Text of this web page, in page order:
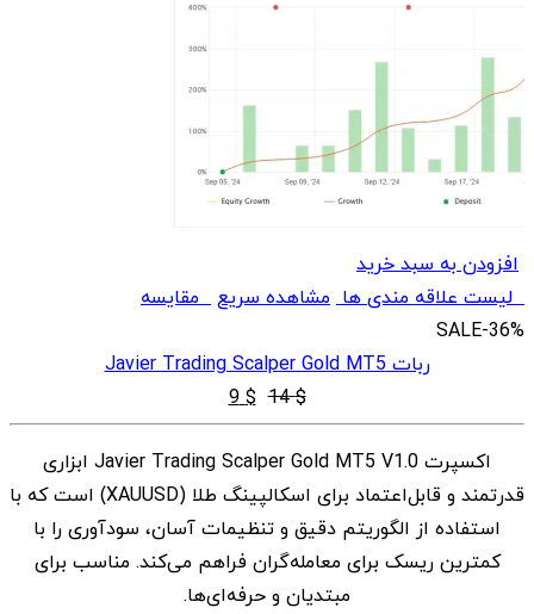
افزودن به سبد خرید
لیست علاقه مندی ها مشاهده سریعمقایسه
SALE-36%
ربات Javier Trading Scalper Gold MT5
$
14
قیمت
اصلی
$ 14
بود.
$
9 قیمت
فعلی
$ 9
است.
اکسپرت Javier Trading Scalper Gold MT5 V1.0 ابزاری
قدرتمند و قابل‌اعتماد برای اسکالپینگ طلا (XAUUSD) است که با
استفاده از الگوریتم دقیق و تنظیمات آسان، سودآوری را با
کمترین ریسک برای معامله‌گران فراهم می‌کند. مناسب برای
مبتدیان و حرفه‌ای‌ها.